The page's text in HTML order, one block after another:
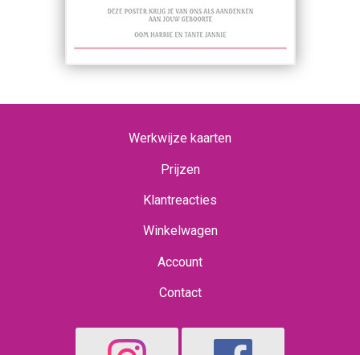
Werkwijze kaarten
Prijzen
Klantreacties
Winkelwagen
Account
Contact